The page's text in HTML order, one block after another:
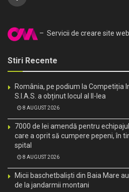
– Servicii de creare site web
Stiri Recente
România, pe podium la Competiția
S.I.A.S. a obținut locul al II-lea
8 AUGUST 2026
7000 de lei amendă pentru
care a oprit să cumpere pepeni, în
spital
8 AUGUST 2026
Micii baschetbaliști din Baia Mare
de la jandarmii montani